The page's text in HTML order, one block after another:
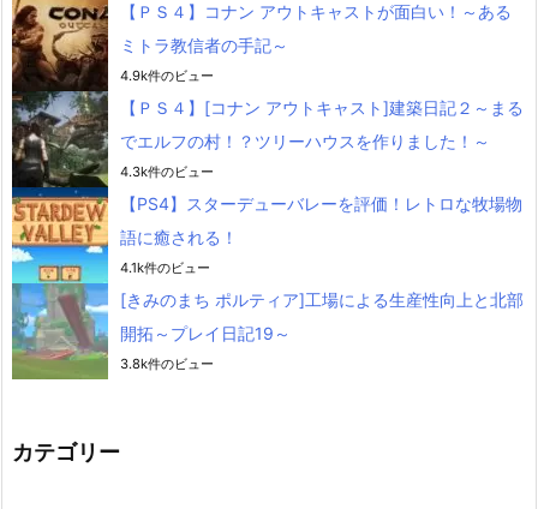
【ＰＳ４】コナン アウトキャストが面白い！～ある
ミトラ教信者の手記～
4.9k件のビュー
【ＰＳ４】[コナン アウトキャスト]建築日記２～まる
でエルフの村！？ツリーハウスを作りました！～
4.3k件のビュー
【PS4】スターデューバレーを評価！レトロな牧場物
語に癒される！
4.1k件のビュー
[きみのまち ポルティア]工場による生産性向上と北部
開拓～プレイ日記19～
3.8k件のビュー
カテゴリー